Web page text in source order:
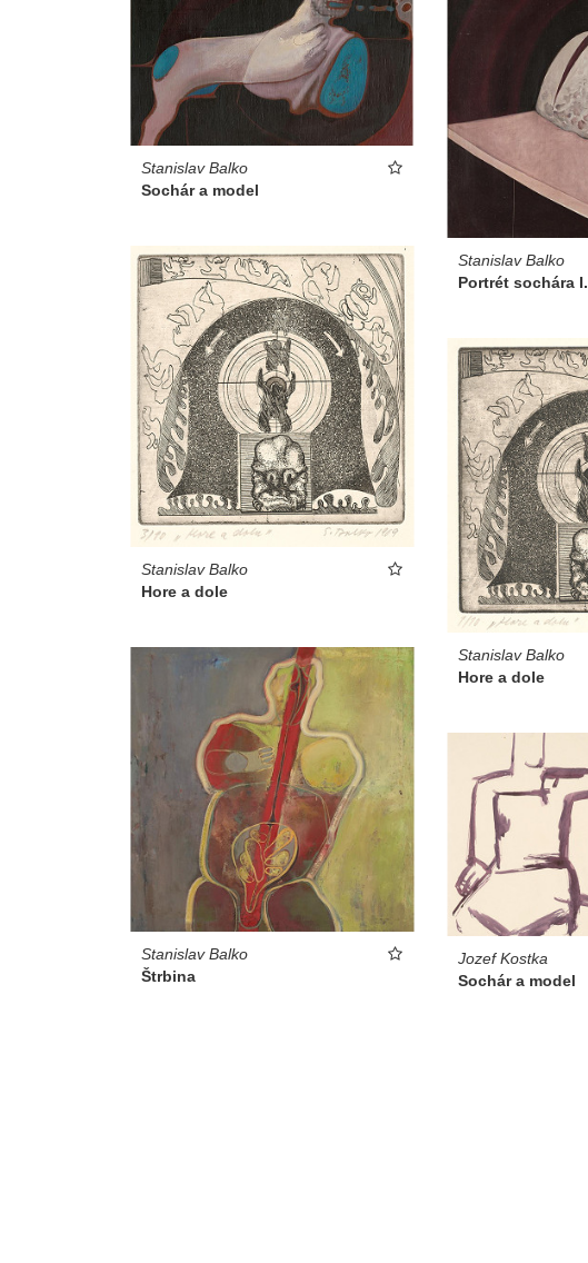
Stanislav Balko
Sochár a model
Stanislav Balko
Portrét sochára I.
Stanislav Balko
Hore a dole
Stanislav Balko
Hore a dole
Stanislav Balko
Štrbina
Jozef Kostka
Sochár a model